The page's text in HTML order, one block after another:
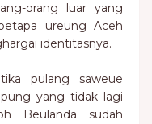
orang luar yang
ureung Aceh
identitasnya.
pulang saweue
yang tidak lagi
Beulanda sudah